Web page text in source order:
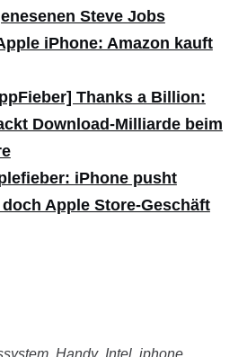
Steve Jobs
iPhone: Amazon kauft
Thanks a Billion:
Download-Milliarde beim
iPhone pusht
Apple Store-Geschäft
, Handy, Intel, iphone,